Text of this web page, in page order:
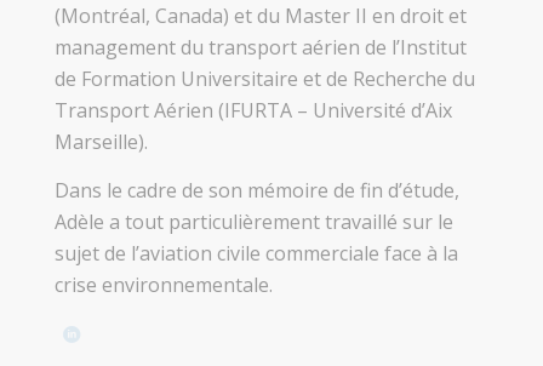
(Montréal, Canada) et du Master II en droit et
management du transport aérien de l’Institut
de Formation Universitaire et de Recherche du
Transport Aérien (IFURTA – Université d’Aix
Marseille).
Dans le cadre de son mémoire de fin d’étude,
Adèle a tout particulièrement travaillé sur le
sujet de l’aviation civile commerciale face à la
crise environnementale.